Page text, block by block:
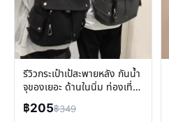
รีวิวกระเป๋าเป้สะพายหลัง กันน้ำ
จุของเยอะ ด้านในนิ่ม ท่องเที่ยว
ทำงาน
฿205฿349